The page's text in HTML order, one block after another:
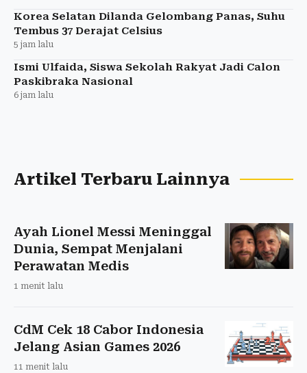
Korea Selatan Dilanda Gelombang Panas, Suhu
Tembus 37 Derajat Celsius
5 jam lalu
Ismi Ulfaida, Siswa Sekolah Rakyat Jadi Calon
Paskibraka Nasional
6 jam lalu
Artikel Terbaru Lainnya
Ayah Lionel Messi Meninggal
Dunia, Sempat Menjalani
Perawatan Medis
1 menit lalu
CdM Cek 18 Cabor Indonesia
Jelang Asian Games 2026
11 menit lalu